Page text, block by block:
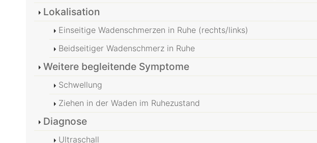
Lokalisation
Einseitige Wadenschmerzen in Ruhe (rechts/links)
Beidseitiger Wadenschmerz in Ruhe
Weitere begleitende Symptome
Schwellung
Ziehen in der Waden im Ruhezustand
Diagnose
Ultraschall